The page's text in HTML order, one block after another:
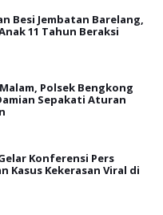
Besi Jembatan Barelang,
11 Tahun Beraksi
Polsek Bengkong
Sepakati Aturan
Konferensi Pers
Kasus Kekerasan Viral di